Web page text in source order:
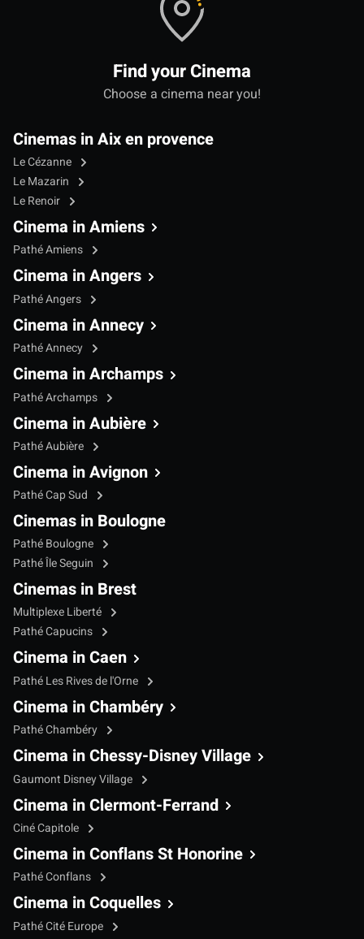
Find your Cinema
Choose a cinema near you!
Cinemas in Aix en provence
Le Cézanne
Le Mazarin
Le Renoir
Cinema in Amiens
Pathé Amiens
Cinema in Angers
Pathé Angers
Cinema in Annecy
Pathé Annecy
Cinema in Archamps
Pathé Archamps
Cinema in Aubière
Pathé Aubière
Cinema in Avignon
Pathé Cap Sud
Cinemas in Boulogne
Pathé Boulogne
Pathé Île Seguin
Cinemas in Brest
Multiplexe Liberté
Pathé Capucins
Cinema in Caen
Pathé Les Rives de l'Orne
Cinema in Chambéry
Pathé Chambéry
Cinema in Chessy-Disney Village
Gaumont Disney Village
Cinema in Clermont-Ferrand
Ciné Capitole
Cinema in Conflans St Honorine
Pathé Conflans
Cinema in Coquelles
Pathé Cité Europe